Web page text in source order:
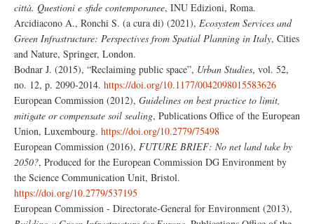
città. Questioni e sfide contemporanee, INU Edizioni, Roma.
Arcidiacono A., Ronchi S. (a cura di) (2021), Ecosystem Services and
Green Infrastructure: Perspectives from Spatial Planning in Italy, Cities
and Nature, Springer, London.
Bodnar J. (2015), “Reclaiming public space”, Urban Studies, vol. 52,
no. 12, p. 2090-2014. https://doi.org/10.1177/0042098015583626
European Commission (2012), Guidelines on best practice to limit,
mitigate or compensate soil sealing, Publications Office of the European
Union, Luxembourg. https://doi.org/10.2779/75498
European Commission (2016), FUTURE BRIEF: No net land take by
2050?, Produced for the European Commission DG Environment by
the Science Communication Unit, Bristol.
https://doi.org/10.2779/537195
European Commission - Directorate-General for Environment (2013),